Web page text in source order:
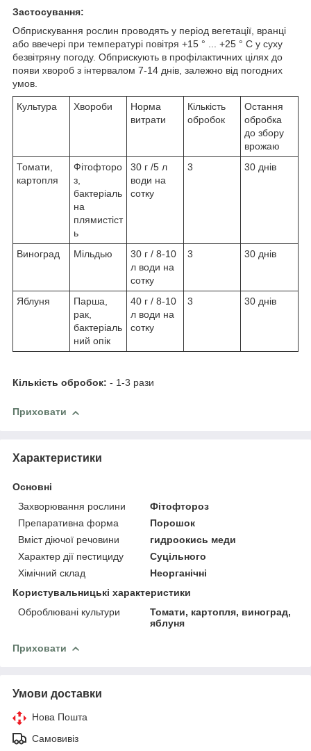
Застосування:
Обприскування рослин проводять у період вегетації, вранці
або ввечері при температурі повітря +15 ° ... +25 ° С у суху
безвітряну погоду. Обприскують в профілактичних цілях до
появи хвороб з інтервалом 7-14 днів, залежно від погодних
умов.
Культура Хвороби
Норма
витрати
Кількість
обробок
Остання
обробка
до збору
врожаю
Томати,
картопля
Фітофторо
з,
бактеріаль
на
плямистіст
ь
30 г /5 л
води на
сотку
3 30 днів
Виноград Мільдью
30 г / 8-10
л води на
сотку
3 30 днів
Яблуня
Парша,
рак,
бактеріаль
ний опік
40 г / 8-10
л води на
сотку
3 30 днів
Кількість обробок: - 1-3 рази
Приховати
Характеристики
Основні
Захворювання рослини
Фітофтороз
Препаративна форма
Порошок
Вміст діючої речовини
гидроокись меди
Характер дії пестициду
Суцільного
Хімічний склад
Неорганічні
Користувальницькі характеристики
Оброблювані культури
Томати, картопля, виноград,
яблуня
Приховати
Умови доставки
Нова Пошта
Самовивіз